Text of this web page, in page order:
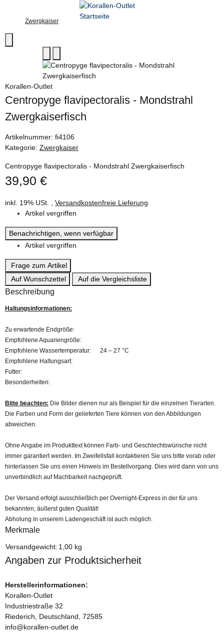
Zwergkaiser
Korallen-Outlet
Centropyge flavipectoralis - Mondstrahl
Zwergkaiserfisch
Artikelnummer: fi4106
Kategorie: Zwergkaiser
Centropyge flavipectoralis - Mondstrahl Zwergkaiserfisch
39,90 €
inkl. 19% USt. , Versandkostenfreie Lieferung
Artikel vergriffen
Benachrichtigen, wenn verfügbar
Artikel vergriffen
Frage zum Artikel
Auf Wunschzettel
Auf die Vergleichsliste
Beschreibung
Haltungsinformationen:
Zu erwartende Endgröße:
Empfohlene Aquariengröße:
Empfohlene Wassertemperatur: 24 – 27 °C
Empfohlene Haltungsart:
Futter:
Besonderheiten:
Bitte beachten: Die Bilder dienen nur als Beispiel für die einzelnen Tierarten.
Die Farben und Form der gelieferten Tiere können von den Abbildungen
abweichen.
Ohne Angabe im Produkttext können Farb- und Geschlechtswünsche nicht
immer garantiert werden. Im Zweifellsfall kontaktieren Sie uns bitte vorab oder
hinterlassen Sie uns einen Hinweis im Bestellvorgang. Dies wird dann von uns
unverbindlich auf Machbarkeit nachgeprüft.
Der Versand erfolgt ausschließlich per Overnight-Express in der für uns
bekannten, äußerst guten Qualität!
Abholung in unserem Ladengeschäft ist auch möglich.
Merkmale
Produkteigenschaft
Wert
Versandgewicht: 1,00 kg
Angaben zur Produktsicherheit
Herstellerinformationen:
Korallen-Outlet
Industriestraße 32
Riederich, Deutschland, 72585
info@korallen-outlet.de